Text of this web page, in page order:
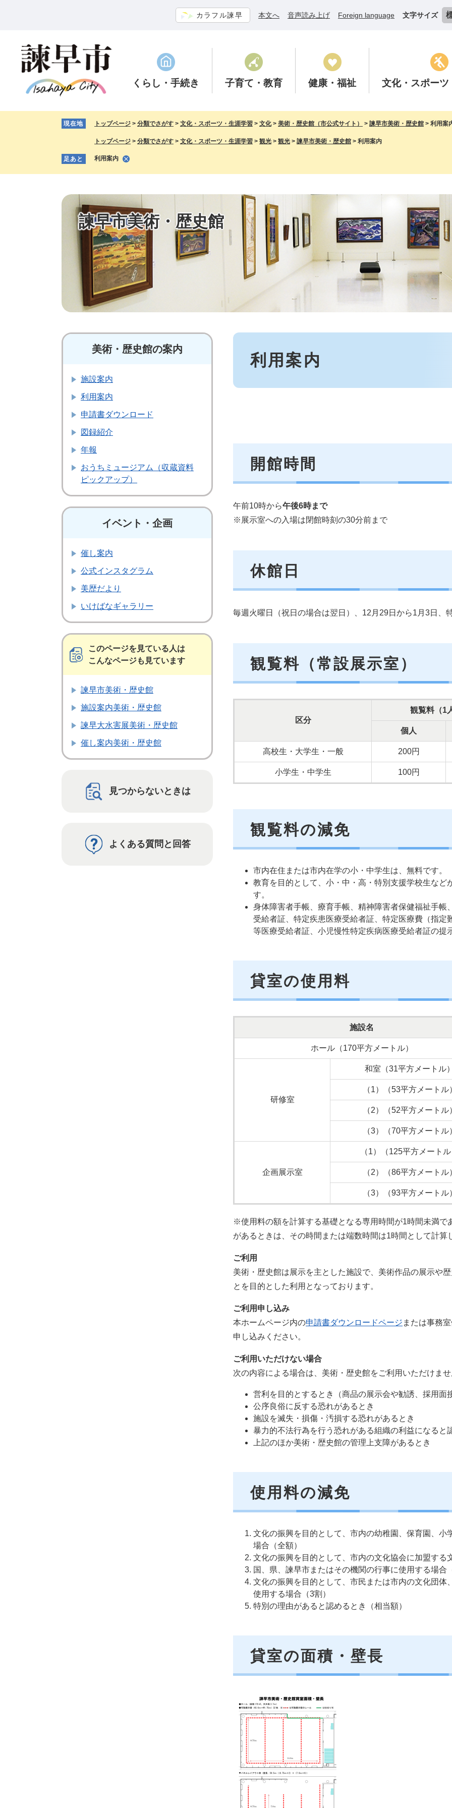
カラフル諫早 本文へ 音声読み上げ Foreign language 文字サイズ
くらし ・手続き 子育て ・教育 健康 ・福祉 文化・スポーツ
現在地 トップページ > 分類でさがす > 文化・スポーツ・生涯学習 > 文化 > 美術・歴史館（市公式サイト） > 諫早市美術・歴史館 > 利用案
トップページ > 分類でさがす > 文化・スポーツ・生涯学習 > 観光 > 観光 > 諫早市美術・歴史館 > 利用案内
足あと 利用案内
諫早市美術・歴史館
本
利用案内
開館時間
午前10時から午後6時まで
※展示室への入場は閉館時刻の30分前まで
休館日
毎週火曜日（祝日の場合は翌日）、12月29日から1月3日、
観覧料（常設展示室）
区分
観覧料（1
個人
高校生・大学生・一般 200円
小学生・中学生 100円
観覧料の減免
市内在住または市内在学の小・中学生は、無料です。
教育を目的として、小・中・高・特別支援学校生な
す。
身体障害者手帳、療育手帳、精神障害者保健福祉手
受給者証、特定疾患医療受給者証、特定医療費（指
等医療受給者証、小児慢性特定疾病医療受給者証の提
貸室の使用料
施設名
ホール（170平方メートル）
研修室
和室（31平方メートル）
（1）（53平方メートル）
（2）（52平方メートル）
（3）（70平方メートル）
企画展示室
（1）（125平方メートル
（2）（86平方メートル）
（3）（93平方メートル）
※使用料の額を計算する基礎となる専用時間が1時間未満で
があるときは、その時間または端数時間は1時間として計算
ご利用
美術・歴史館は展示を主とした施設で、美術作品の展示や
とを目的とした利用となっております。
ご利用申し込み
本ホームページ内の申請書ダウンロードページ または事務
申し込みください。
ご利用いただけない場合
次の内容による場合は、美術・歴史館をご利用いただけませ
営利を目的とするとき（商品の展示会や勧誘、採用面
公序良俗に反する恐れがあるとき
施設を滅失・損傷・汚損する恐れがあるとき
暴力的不法行為を行う恐れがある組織の利益になると
上記のほか美術・歴史館の管理上支障があるとき
使用料の減免
文化の振興を目的として、市内の幼稚園、保育園、小
場合（全額）
文化の振興を目的として、市内の文化協会に加盟する
国、県、諫早市またはその機関の行事に使用する場合
文化の振興を目的として、市民または市内の文化団
使用する場合（3割）
特別の理由があると認めるとき（相当額）
貸室の面積・壁長
美術・歴史館の案内
施設案内
利用案内
申請書ダウンロード
図録紹介
年報
おうちミュージアム（収蔵資料
ピックアップ）
イベント・企画
催し案内
公式インスタグラム
美歴だより
いけばなギャラリー
このページを見ている人は
こんなページも見ています
諫早市美術・歴史館
施設案内美術・歴史館
諫早大水害展美術・歴史館
催し案内美術・歴史館
見つからないときは
よくある質問と回答